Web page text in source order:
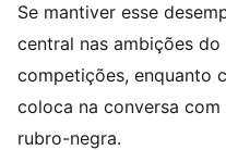
Se mantiver esse
central nas ambições
competições, enquanto
coloca na conversa
rubro-negra.